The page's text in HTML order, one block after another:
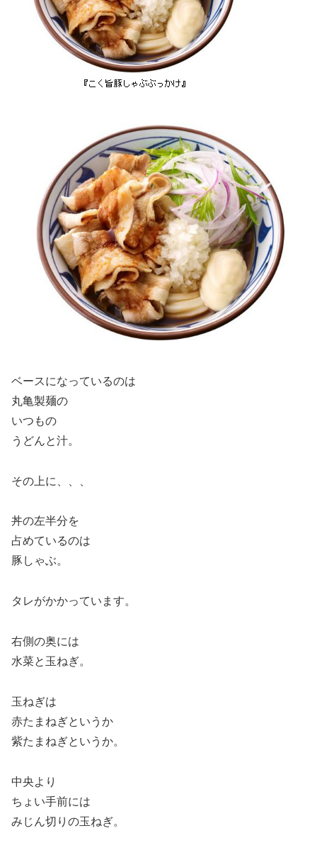
ベースになっているのは
丸亀製麺の
いつもの
うどんと汁。
その上に、、、
丼の左半分を
占めているのは
豚しゃぶ。
タレがかかっています。
右側の奥には
水菜と玉ねぎ。
玉ねぎは
赤たまねぎというか
紫たまねぎというか。
中央より
ちょい手前には
みじん切りの玉ねぎ。